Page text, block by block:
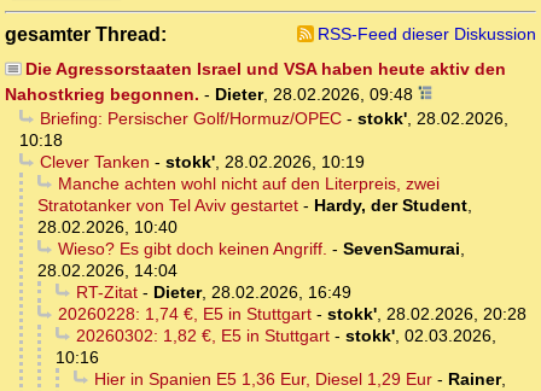
gesamter Thread:
RSS-Feed dieser Diskussion
Die Agressorstaaten Israel und VSA haben heute aktiv den
Nahostkrieg begonnen. - Dieter, 28.02.2026, 09:48
Briefing: Persischer Golf/Hormuz/OPEC- stokk', 28.02.2026,
10:18
Clever Tanken - stokk', 28.02.2026, 10:19
Manche achten wohl nicht auf den Literpreis, zwei
Stratotanker von Tel Aviv gestartet - Hardy, der Student,
28.02.2026, 10:40
Wieso? Es gibt doch keinen Angriff. - SevenSamurai,
28.02.2026, 14:04
RT-Zitat- Dieter, 28.02.2026, 16:49
20260228: 1,74 €, E5 in Stuttgart- stokk', 28.02.2026, 20:28
20260302: 1,82 €, E5 in Stuttgart- stokk', 02.03.2026,
10:16
Hier in Spanien E5 1,36 Eur, Diesel 1,29 Eur- Rainer,